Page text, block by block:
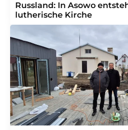
Russland: In Asowo
lutherische Kirche